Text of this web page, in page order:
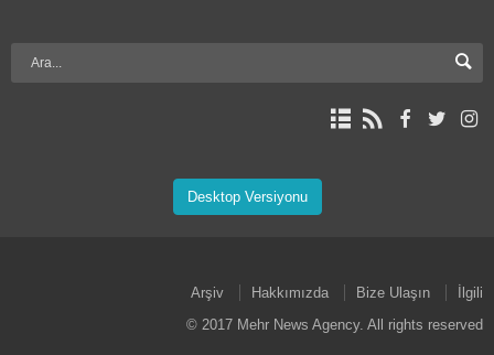
Desktop Versiyonu
Arşiv Hakkımızda Bize Ulaşın
İlgili
© 2017 Mehr News Agency. All rights reserved